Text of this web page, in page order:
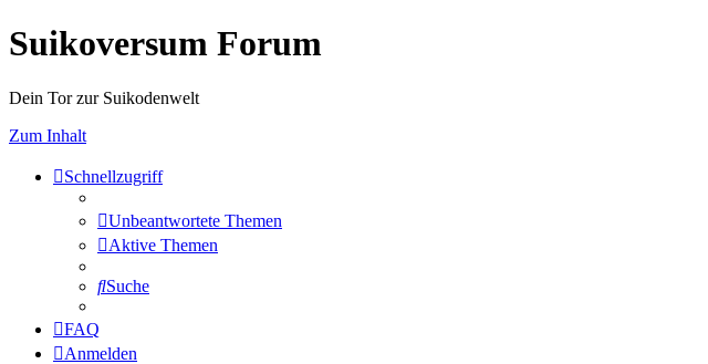
Suikoversum Forum
Dein Tor zur Suikodenwelt
Zum Inhalt
Schnellzugriff
Unbeantwortete Themen
Aktive Themen
Suche
FAQ
Anmelden